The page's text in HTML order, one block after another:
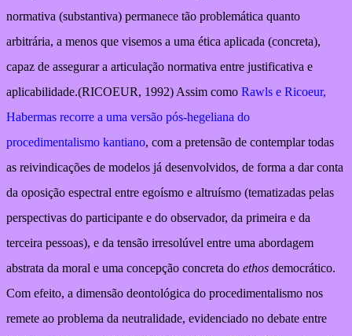
normativa (substantiva) permanece tão problemática quanto
arbitrária, a menos que visemos a uma ética aplicada (concreta),
capaz de assegurar a articulação normativa entre justificativa e
aplicabilidade.(RICOEUR, 1992) Assim como Rawls e Ricoeur,
Habermas recorre a uma versão pós-hegeliana do
procedimentalismo kantiano, com a pretensão de contemplar todas
as reivindicações de modelos já desenvolvidos, de forma a dar conta
da oposição espectral entre egoísmo e altruísmo (tematizadas pelas
perspectivas do participante e do observador, da primeira e da
terceira pessoas), e da tensão irresolúvel entre uma abordagem
abstrata da moral e uma concepção concreta do ethos democrático.
Com efeito, a dimensão deontológica do procedimentalismo nos
remete ao problema da neutralidade, evidenciado no debate entre